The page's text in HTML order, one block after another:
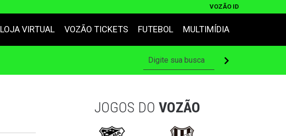
VOZÃO ID
LOJA VIRTUAL VOZÃO TICKETS FUTEBOL MULTIMÍDIA
JOGOS DO VOZÃO